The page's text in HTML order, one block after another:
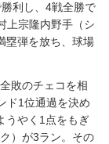
利し、4戦全勝で
上宗隆内野手（シ
塁弾を放ち、球場
敗のチェコを相
ド1位通過を決め
うやく1点をもぎ
）が3ラン。その